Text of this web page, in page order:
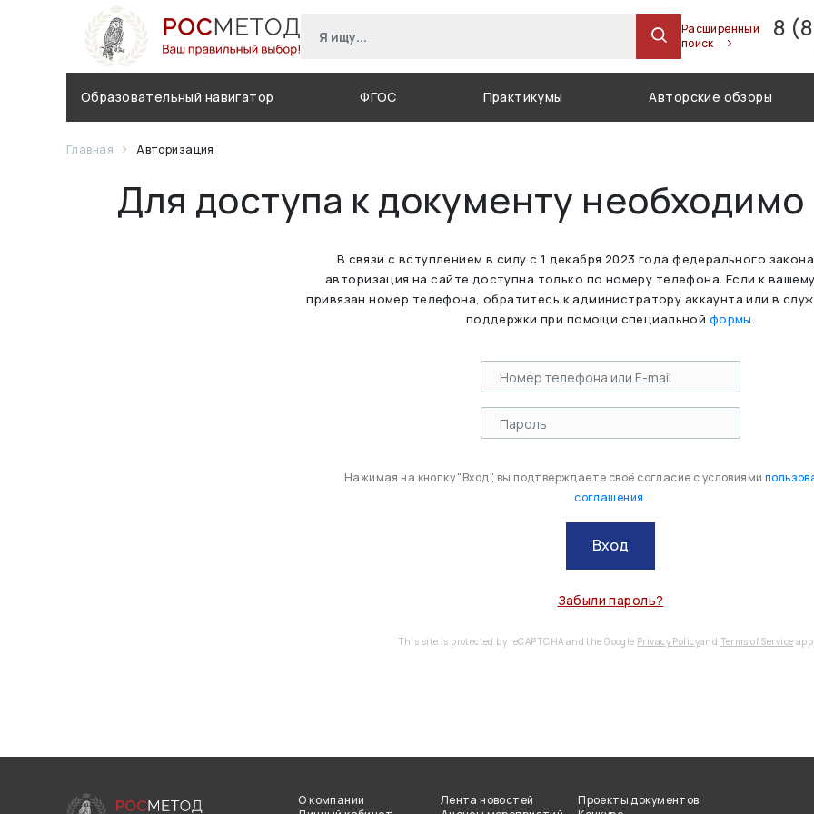
Расширенный
поиск
8
Образовательный навигатор ФГОС Практикумы Авторские обзоры
Главная Авторизация
Для доступа к документу необходимо
В связи с вступлением в силу с 1 декабря 2023 года федерального
авторизация на сайте доступна только по номеру телефона. Если к
привязан номер телефона, обратитесь к администратору аккаунта или в
поддержки при помощи специальной формы.
Нажимая на кнопку "Вход", вы подтверждаете своё согласие с условиями
соглашения.
Вход
Забыли пароль?
This site is protected by reCAPTCHA and the Google Privacy Policyand Terms of Service
О компании
Лента новостей
Проекты документов